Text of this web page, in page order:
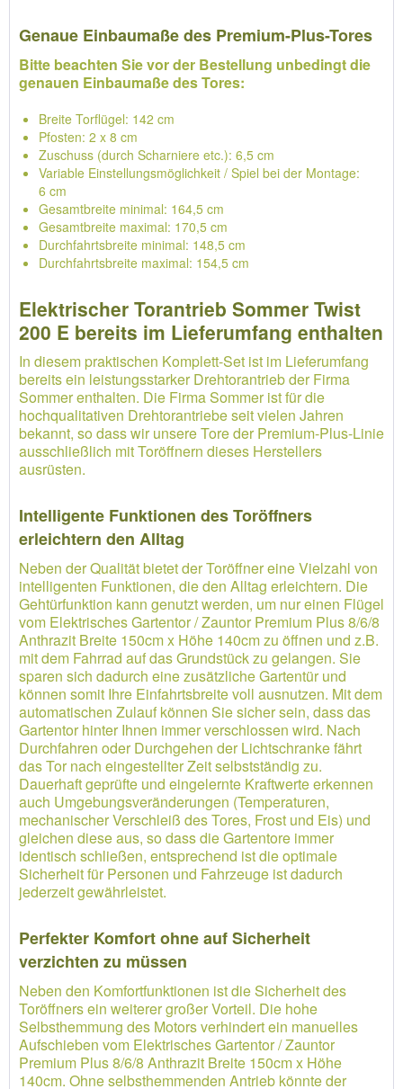
Genaue Einbaumaße des Premium-Plus-Tores
Bitte beachten Sie vor der Bestellung unbedingt die
genauen Einbaumaße des Tores:
Breite Torflügel: 142 cm
Pfosten: 2 x 8 cm
Zuschuss (durch Scharniere etc.): 6,5 cm
Variable Einstellungsmöglichkeit / Spiel bei der Montage:
6 cm
Gesamtbreite minimal: 164,5 cm
Gesamtbreite maximal: 170,5 cm
Durchfahrtsbreite minimal: 148,5 cm
Durchfahrtsbreite maximal: 154,5 cm
Elektrischer Torantrieb Sommer Twist
200 E bereits im Lieferumfang enthalten
In diesem praktischen Komplett-Set ist im Lieferumfang
bereits ein leistungsstarker Drehtorantrieb der Firma
Sommer enthalten. Die Firma Sommer ist für die
hochqualitativen Drehtorantriebe seit vielen Jahren
bekannt, so dass wir unsere Tore der Premium-Plus-Linie
ausschließlich mit Toröffnern dieses Herstellers
ausrüsten.
Intelligente Funktionen des Toröffners
erleichtern den Alltag
Neben der Qualität bietet der Toröffner eine Vielzahl von
intelligenten Funktionen, die den Alltag erleichtern. Die
Gehtürfunktion kann genutzt werden, um nur einen Flügel
vom Elektrisches Gartentor / Zauntor Premium Plus 8/6/8
Anthrazit Breite 150cm x Höhe 140cm zu öffnen und z.B.
mit dem Fahrrad auf das Grundstück zu gelangen. Sie
sparen sich dadurch eine zusätzliche Gartentür und
können somit Ihre Einfahrtsbreite voll ausnutzen. Mit dem
automatischen Zulauf können Sie sicher sein, dass das
Gartentor hinter Ihnen immer verschlossen wird. Nach
Durchfahren oder Durchgehen der Lichtschranke fährt
das Tor nach eingestellter Zeit selbstständig zu.
Dauerhaft geprüfte und eingelernte Kraftwerte erkennen
auch Umgebungsveränderungen (Temperaturen,
mechanischer Verschleiß des Tores, Frost und Eis) und
gleichen diese aus, so dass die Gartentore immer
identisch schließen, entsprechend ist die optimale
Sicherheit für Personen und Fahrzeuge ist dadurch
jederzeit gewährleistet.
Perfekter Komfort ohne auf Sicherheit
verzichten zu müssen
Neben den Komfortfunktionen ist die Sicherheit des
Toröffners ein weiterer großer Vorteil. Die hohe
Selbsthemmung des Motors verhindert ein manuelles
Aufschieben vom Elektrisches Gartentor / Zauntor
Premium Plus 8/6/8 Anthrazit Breite 150cm x Höhe
140cm. Ohne selbsthemmenden Antrieb könnte der